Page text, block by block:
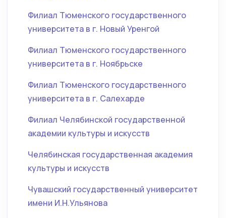
Филиал Тюменского государственного
университета в г. Новый Уренгой
Филиал Тюменского государственного
университета в г. Ноябрьске
Филиал Тюменского государственного
университета в г. Салехарде
Филиал Челябинской государственной
академии культуры и искусств
Челябинская государственная академия
культуры и искусств
Чувашский государственный университет
имени И.Н.Ульянова